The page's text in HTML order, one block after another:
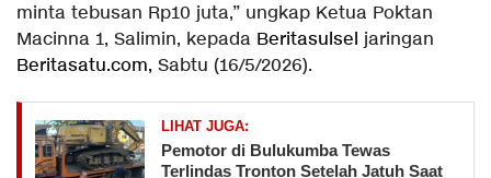
minta tebusan Rp10 juta,” ungkap Ketua Poktan
Macinna 1, Salimin, kepada Beritasulsel jaringan
Beritasatu.com, Sabtu (16/5/2026).
LIHAT JUGA:
Pemotor di Bulukumba Tewas
Terlindas Tronton Setelah Jatuh Saat